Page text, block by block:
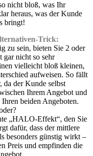
nicht bloß, was Ihr
heraus, was der Kunde
bringt!
Trick:
zu sein, bieten Sie 2 oder
gar nicht so sehr
vielleicht bloß kleinen,
aufweisen. So fällt
da der Kunde selbst
Ihrem Angebot und
beiden Angeboten.
„HALO-Effekt“, den Sie
dafür, dass der mittlere
besonders günstig wirkt –
Preis und empfinden die